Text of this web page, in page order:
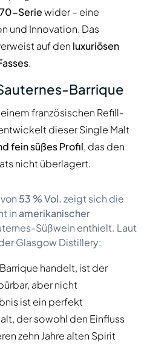
Seriewider – eine
und Innovation. Das
auf den luxuriösen
.
Barrique
französischen Refill-
dieser Single Malt
fein süßes Profil, das den
nicht überlagert.
53 % Vol.zeigt sich die
inamerikanischer
Süßwein enthielt. Laut
Glasgow Distillery:
handelt, ist der
aber nicht
ist ein perfekt
der sowohl den Einfluss
zehn Jahre alten Spirit